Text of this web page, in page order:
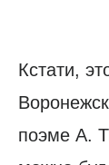
Кстати,
поэме А.